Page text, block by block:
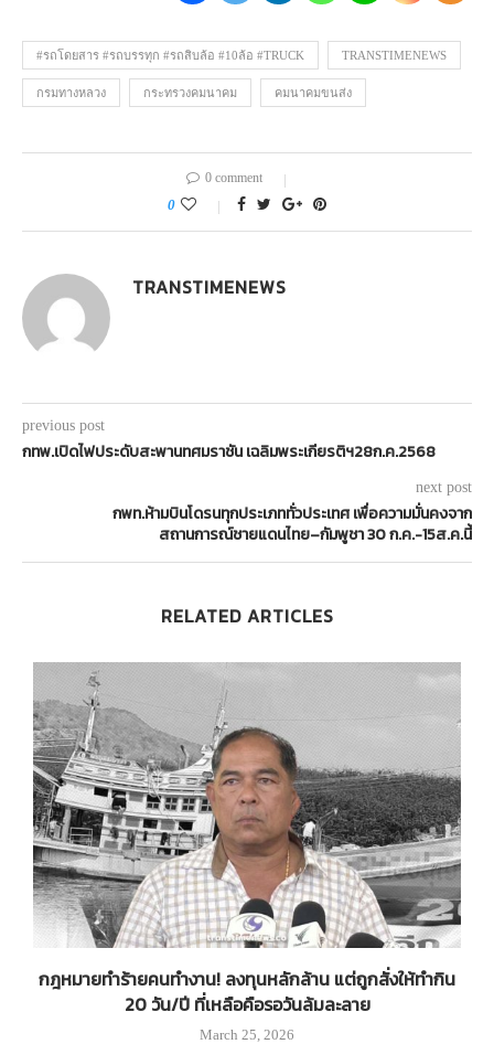
#รถโดยสาร #รถบรรทุก #รถสิบล้อ #10ล้อ #TRUCK TRANSTIMENEWS
กรมทางหลวง กระทรวงคมนาคม คมนาคมขนส่ง
0 comment
0
TRANSTIMENEWS
previous post
กทพ.เปิดไฟประดับสะพานทศมราชัน เฉลิมพระเกียรติฯ28ก.ค.2568
next post
กพท.ห้ามบินโดรนทุกประเภททั่วประเทศ เพื่อความมั่นคงจาก
สถานการณ์ชายแดนไทย–กัมพูชา 30 ก.ค.-15ส.ค.นี้
RELATED ARTICLES
กฎหมายทำร้ายคนทำงาน! ลงทุนหลักล้าน แต่ถูกสั่งให้ทำกิน
20 วัน/ปี ที่เหลือคือรอวันล้มละลาย
March 25, 2026